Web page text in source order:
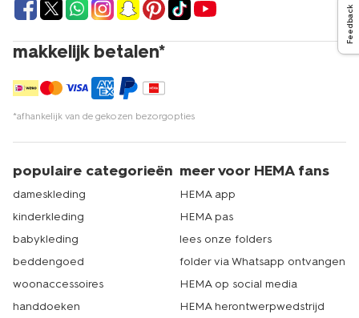
makkelijk betalen*
*afhankelijk van de gekozen bezorgopties
populaire categorieën
dameskleding
kinderkleding
babykleding
beddengoed
woonaccessoires
handdoeken
meer voor HEMA fans
HEMA app
HEMA pas
lees onze folders
folder via Whatsapp ontvangen
HEMA op social media
HEMA herontwerpwedstrijd
Feedback